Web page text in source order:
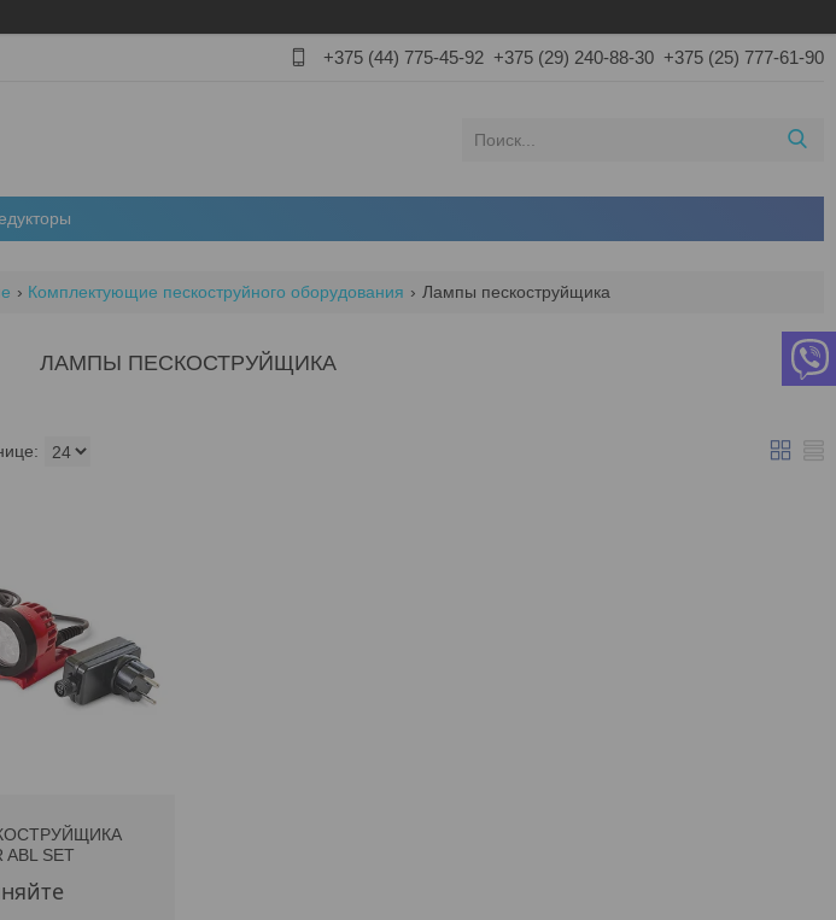
+375 (44) 775-45-92 +375 (29) 240-88-30 +375 (25) 777-61-90
Комплектующие пескоструйного оборудования Лампы пескоструйщика
ЛАМПЫ ПЕСКОСТРУЙЩИКА
ABL SET